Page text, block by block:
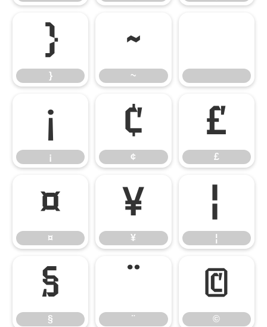
}
}
~
~
¡
¡
¢
¢
£
£
¤
¤
¥
¥
¦
¦
§
§
¨
¨
©
©